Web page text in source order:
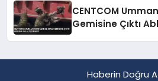
CENTCOM
Gemisine Çıktı
Haberin Doğru